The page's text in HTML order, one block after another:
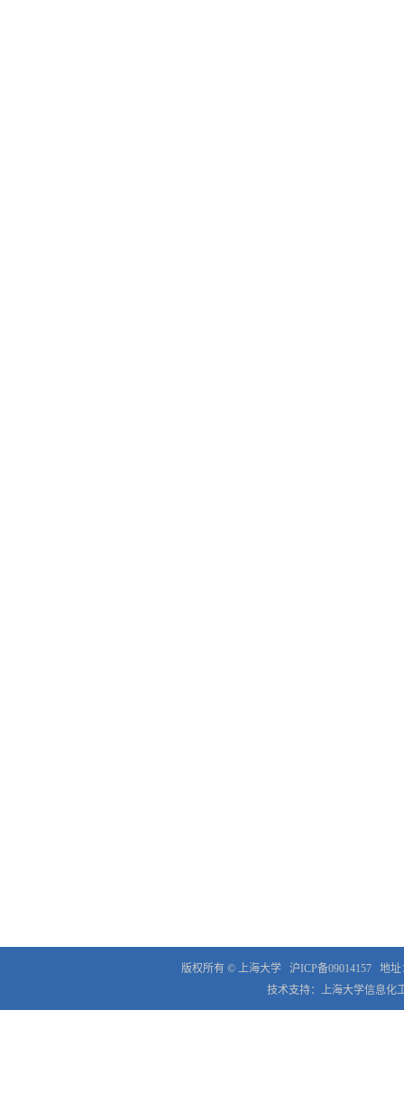
版权所有 © 上海大学 沪ICP备09014157
地址
技术支持： 上海大学信息